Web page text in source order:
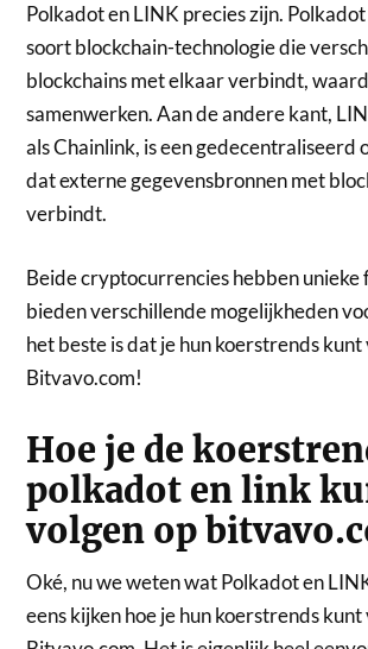
Polkadot en LINK precies zijn.
soort blockchain-technologie die
blockchains met elkaar verbindt,
samenwerken. Aan de andere kant,
als Chainlink, is een gedecentraliseerd
dat externe gegevensbronnen met
verbindt.
Beide cryptocurrencies hebben unieke
bieden verschillende mogelijkheden
het beste is dat je hun koerstrends kunt
Bitvavo.com!
Hoe je de
polkadot en link
volgen op
Oké, nu we weten wat Polkadot en
eens kijken hoe je hun koerstrends kunt